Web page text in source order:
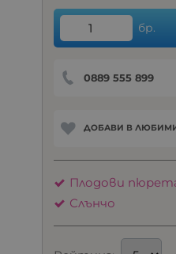
бр.
0889 555 899
ДОБАВИ В
Плодови
Слънчо